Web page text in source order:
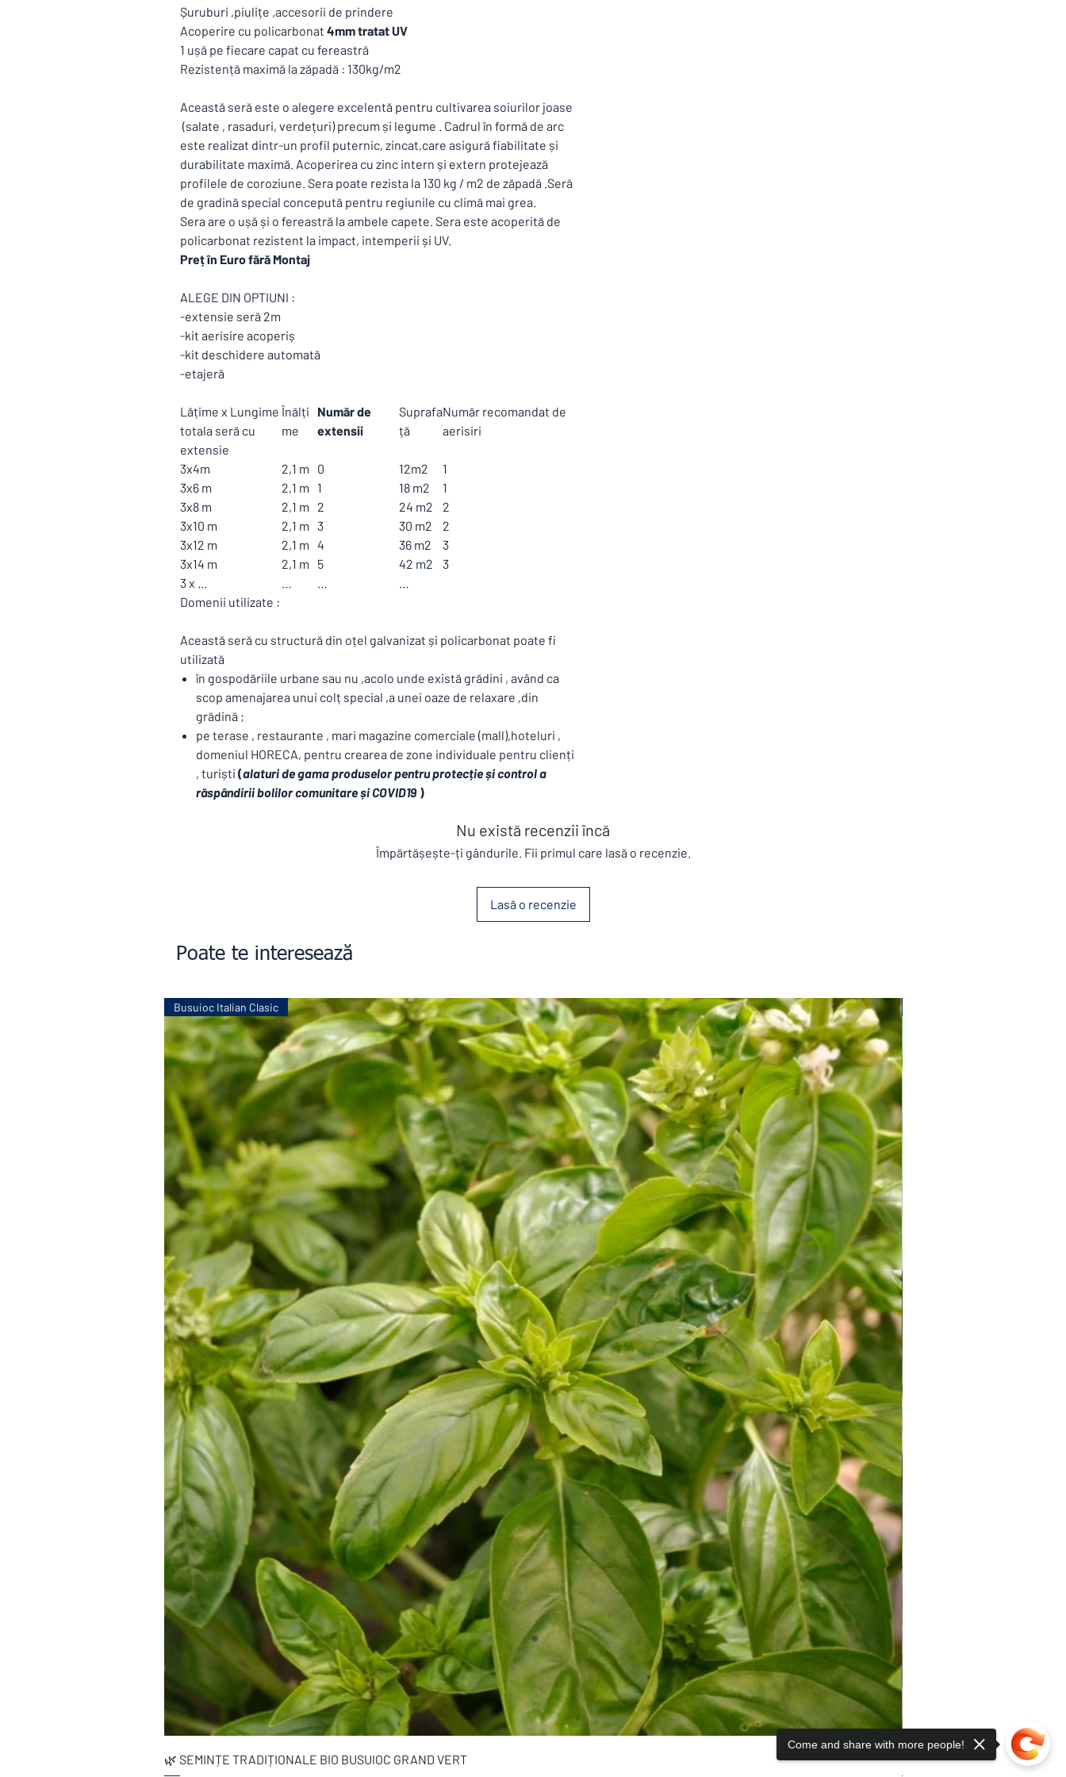
Șuruburi ,piulițe ,accesorii de prindere
Acoperire cu policarbonat 4mm tratat UV
1 ușă pe fiecare capat cu fereastră
Rezistență maximă la zăpadă : 130kg/m2
Această seră este o alegere excelentă pentru cultivarea soiurilor joase
(salate , rasaduri, verdețuri) precum și legume . Cadrul în formă de arc
este realizat dintr-un profil puternic, zincat,care asigură fiabilitate și
durabilitate maximă. Acoperirea cu zinc intern și extern protejează
profilele de coroziune. Sera poate rezista la 130 kg / m2 de zăpadă .Seră
de gradină special concepută pentru regiunile cu climă mai grea.
Sera are o ușă și o fereastră la ambele capete. Sera este acoperită de
policarbonat rezistent la impact, intemperii și UV.
Preț în Euro fără Montaj
ALEGE DIN OPTIUNI :
-extensie seră 2m
-kit aerisire acoperiș
-kit deschidere automată
-etajeră
Lățime x Lungime
totala seră cu
extensie
Înălți
me
Număr de
extensii
Suprafa
ță
Număr recomandat de
aerisiri
3x4m 2,1 m 0 12m2
1
3x6 m
2,1 m 1 18 m2
1
3x8 m
2,1 m 2 24 m2
2
3x10 m
2,1 m 3 30 m2
2
3x12 m
2,1 m 4 36 m2
3
3x14 m
2,1 m 5 42 m2
3
3 x …
… …
…
Domenii utilizate :
Această seră cu structură din oțel galvanizat și policarbonat poate fi
utilizată
în gospodăriile urbane sau nu ,acolo unde există grădini , având ca
scop amenajarea unui colț special ,a unei oaze de relaxare ,din
grădină ;
pe terase , restaurante , mari magazine comerciale (mall),hoteluri ,
domeniul HORECA, pentru crearea de zone individuale pentru clienți
, turiști (alaturi de gama produselor pentru protecție și control a
răspândirii bolilor comunitare și COVID19 )
Nu există recenzii încă
Împărtășește-ți gândurile. Fii primul care lasă o recenzie.
Lasă o recenzie
Poate te interesează
Busuioc Italian Clasic
🌿 SEMINȚE TRADIȚIONALE BIO BUSUIOC GRAND VERT 🍆 SEMINȚE TRADIȚIONALE
Come and share with more people!